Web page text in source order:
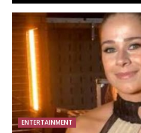
ENTERTAINMENT